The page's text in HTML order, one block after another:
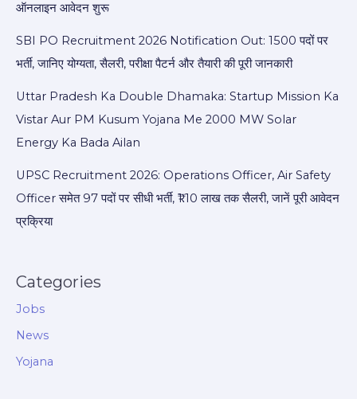
ऑनलाइन आवेदन शुरू
SBI PO Recruitment 2026 Notification Out: 1500 पदों पर
भर्ती, जानिए योग्यता, सैलरी, परीक्षा पैटर्न और तैयारी की पूरी जानकारी
Uttar Pradesh Ka Double Dhamaka: Startup Mission Ka
Vistar Aur PM Kusum Yojana Me 2000 MW Solar
Energy Ka Bada Ailan
UPSC Recruitment 2026: Operations Officer, Air Safety
Officer समेत 97 पदों पर सीधी भर्ती, ₹1.10 लाख तक सैलरी, जानें पूरी आवेदन
प्रक्रिया
Categories
Jobs
News
Yojana